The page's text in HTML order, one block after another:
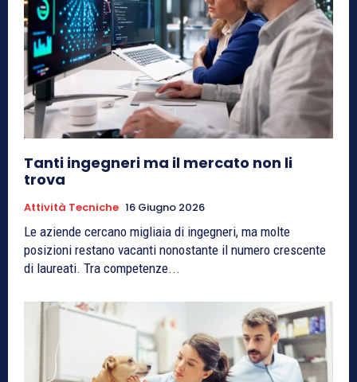
Tanti ingegneri ma il mercato non li
trova
Attività Tecniche 16 Giugno 2026
Le aziende cercano migliaia di ingegneri, ma molte
posizioni restano vacanti nonostante il numero crescente
di laureati. Tra competenze...